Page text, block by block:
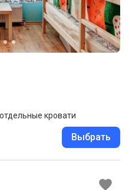
кровати
Выбрать